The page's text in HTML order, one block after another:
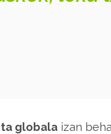
globalaizan